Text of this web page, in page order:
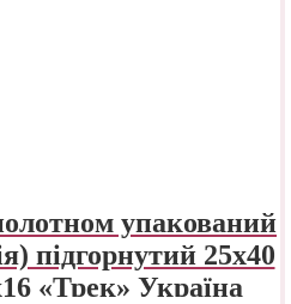
упакований
підгорнутий 25х40
«Трек» Україна